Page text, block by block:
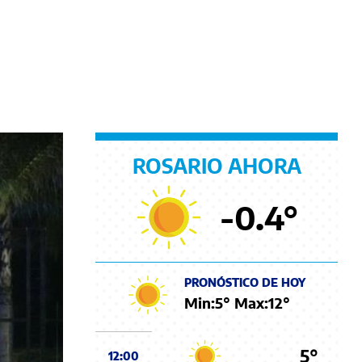
ROSARIO AHORA
-0.4°
PRONÓSTICO DE HOY
Min:5° Max:12°
12:00 5°